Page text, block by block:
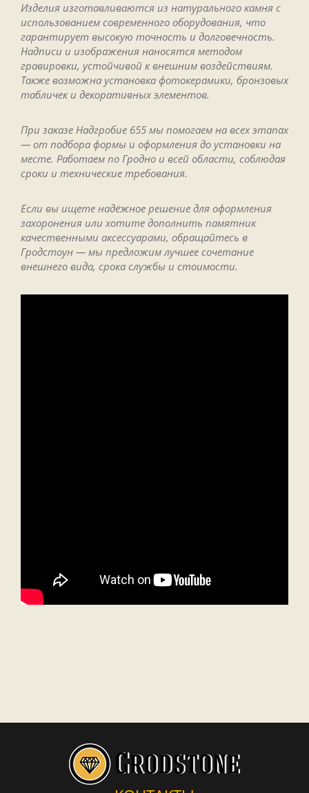
Изделия изготавливаются из натурального камня с
использованием современного оборудования, что
гарантирует высокую точность и долговечность.
Надписи и изображения наносятся методом
гравировки, устойчивой к внешним воздействиям.
Также возможна установка фотокерамики, бронзовых
табличек и декоративных элементов.
При заказе Надгробие 655 мы помогаем на всех этапах
— от подбора формы и оформления до установки на
месте. Работаем по Гродно и всей области, соблюдая
сроки и технические требования.
Если вы ищете надёжное решение для оформления
захоронения или хотите дополнить памятник
качественными аксессуарами, обращайтесь в
Гродстоун — мы предложим лучшее сочетание
внешнего вида, срока службы и стоимости.